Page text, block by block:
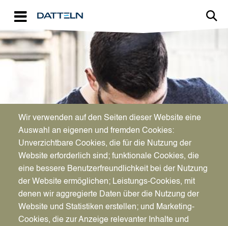
WIRTSCHAFTSFÖRDERUNG
Für Unternehmen da
Wir verwenden auf den Seiten dieser Website eine
Auswahl an eigenen und fremden Cookies:
Unverzichtbare Cookies, die für die Nutzung der
Website erforderlich sind; funktionale Cookies, die
eine bessere Benutzerfreundlichkeit bei der Nutzung
der Website ermöglichen; Leistungs-Cookies, mit
denen wir aggregierte Daten über die Nutzung der
Website und Statistiken erstellen; und Marketing-
Cookies, die zur Anzeige relevanter Inhalte und